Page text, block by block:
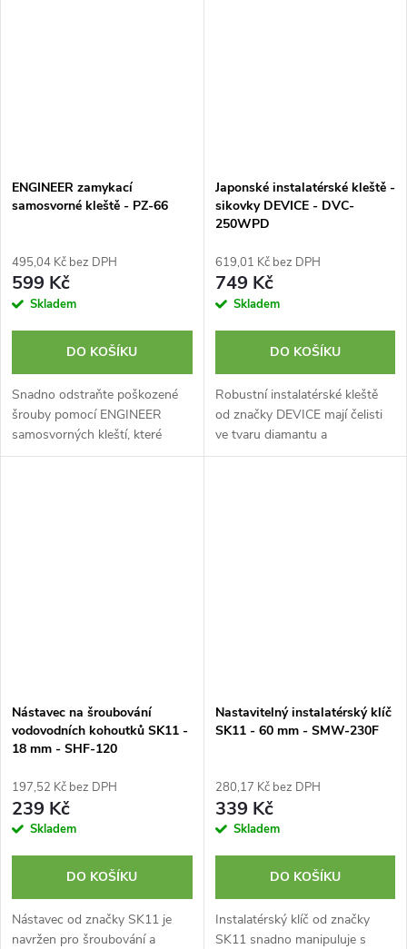
ENGINEER zamykací
samosvorné kleště - PZ-66
495,04 Kč bez DPH
599 Kč
Skladem
DO KOŠÍKU
Snadno odstraňte poškozené
šrouby pomocí ENGINEER
samosvorných kleští, které
nabízejí svěrákový úchop a
Japonské instalatérské kleště -
sikovky DEVICE - DVC-
250WPD
619,01 Kč bez DPH
749 Kč
Skladem
DO KOŠÍKU
Robustní instalatérské kleště
od značky DEVICE mají čelisti
ve tvaru diamantu a
bezpečnostní zarážku pro
Nástavec na šroubování
vodovodních kohoutků SK11 -
18 mm - SHF-120
197,52 Kč bez DPH
239 Kč
Skladem
DO KOŠÍKU
Nástavec od značky SK11 je
navržen pro šroubování a
Nastavitelný instalatérský klíč
SK11 - 60 mm - SMW-230F
280,17 Kč bez DPH
339 Kč
Skladem
DO KOŠÍKU
Instalatérský klíč od značky
SK11 snadno manipuluje s